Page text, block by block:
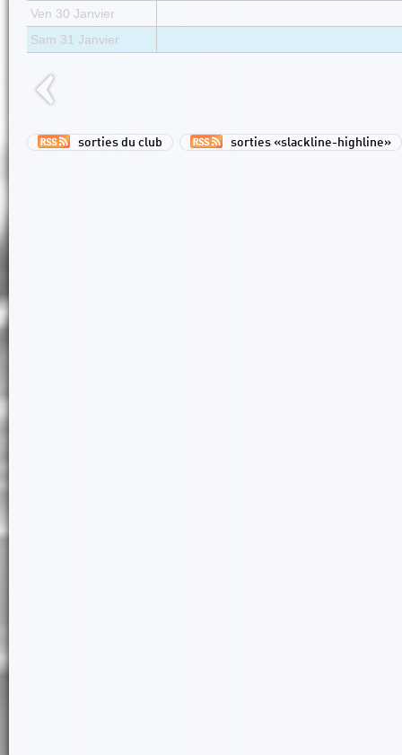
Ven 30 Janvier
Sam 31 Janvier
sorties du club sorties «slackline-highline»